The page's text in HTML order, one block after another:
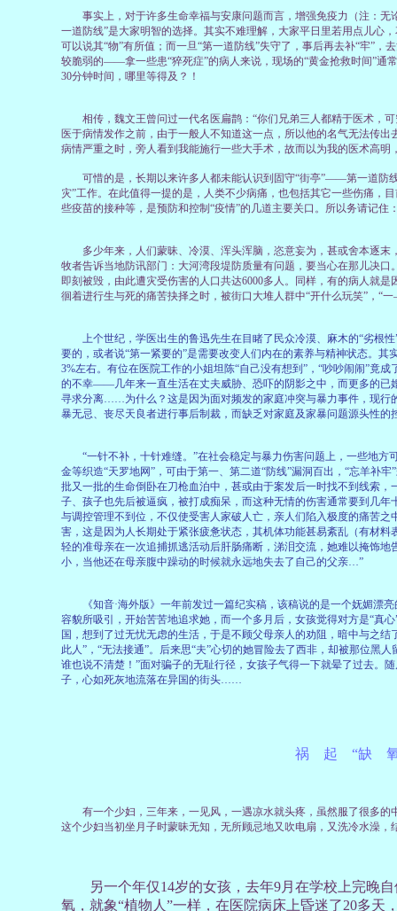
事实上，对于许多生命幸福与安康问题而言，增强免疫力（注：无
一道防线”是大家明智的选择。其实不难理解，大家平日里若用点儿心
可以说其“物”有所值；而一旦“第一道防线”失守了，事后再去补“牢”
较脆弱的——拿一些患“猝死症”的病人来说，现场的“黄金抢救时间”通
30分钟时间，哪里等得及？！
相传，魏文王曾问过一代名医扁鹊：“你们兄弟三人都精于医术，可
医于病情发作之前，由于一般人不知道这一点，所以他的名气无法传
病情严重之时，旁人看到我能施行一些大手术，故而以为我的医术高明
可惜的是，长期以来许多人都未能认识到固守“街亭”——第一道防线
灾”工作。在此值得一提的是，人类不少病痛，也包括其它一些伤痛，
些疫苗的接种等，是预防和控制“疫情”的几道主要关口。所以务请记住
多少年来，人们蒙昧、冷漠、浑头浑脑，恣意妄为，甚或舍本逐末
牧者告诉当地防讯部门：大河湾段堤防质量有问题，要当心在那儿决
即刻被毁，由此遭灾受伤害的人口共达6000多人。同样，有的病人就
徊着进行生与死的痛苦抉择之时，被街口大堆人群中“开什么玩笑”，
上个世纪，学医出生的鲁迅先生在目睹了民众冷漠、麻木的“劣根
要的，或者说“第一紧要的”是需要改变人们内在的素养与精神状态。
3%左右。有位在医院工作的小姐坦陈“自己没有想到”，“吵吵闹闹”竟
的不幸——几年来一直生活在丈夫威胁、恐吓的阴影之中，而更多的已
寻求分离……为什么？这是因为面对频发的家庭冲突与暴力事件，现行
暴无忌、丧尽天良者进行事后制裁，而缺乏对家庭及家暴问题源头性的
“一针不补，十针难缝。”在社会稳定与暴力伤害问题上，一些地方
金等织造“天罗地网”，可由于第一、第二道“防线”漏洞百出，“忘羊补
批又一批的生命倒卧在刀枪血泊中，甚或由于案发后一时找不到线索
子、孩子也先后被逼疯，被打成痴呆，而这种无情的伤害通常要到几
与调控管理不到位，不仅使受害人家破人亡，亲人们陷入极度的痛苦
害，这是因为人长期处于紧张疲惫状态，其机体功能甚易紊乱（有材
轻的准母亲在一次追捕抓逃活动后肝肠痛断，涕泪交流，她难以掩饰
小，当他还在母亲腹中躁动的时候就永远地失去了自己的父亲…”
《知音·海外版》一年前发过一篇纪实稿，该稿说的是一个妩媚漂
容貌所吸引，开始苦苦地追求她，而一个多月后，女孩觉得对方是“真
国，想到了过无忧无虑的生活，于是不顾父母亲人的劝阻，暗中与之
此人”，“无法接通”。后来思“夫”心切的她冒险去了西非，却被那位黑
谁也说不清楚！”面对骗子的无耻行径，女孩子气得一下就晕了过去。
子，心如死灰地流落在异国的街头……
祸 起 “缺
有一个少妇，三年来，一见风，一遇凉水就头疼，虽然服了很多的
这个少妇当初坐月子时蒙昧无知，无所顾忌地又吹电扇，又洗冷水澡
另一个年仅14岁的女孩，去年9月在学校上完晚自
氧，就象“植物人”一样，在医院病床上昏迷了20多